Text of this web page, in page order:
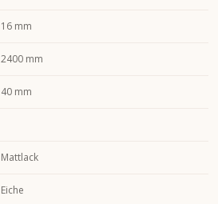
16 mm
2400 mm
40 mm
Mattlack
Eiche